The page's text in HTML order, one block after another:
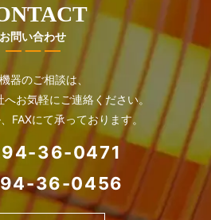
お問い合わせ
器のご相談は、
お気軽にご連絡ください。
FAXにて承っております。
36-0471
36-0456